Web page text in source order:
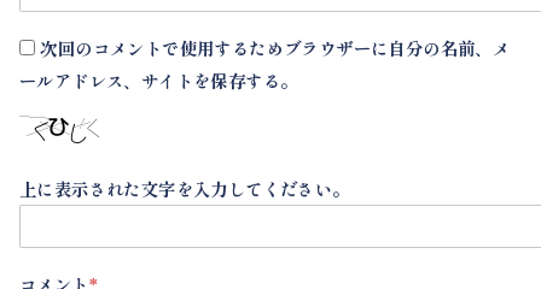
次回のコメントで使用するためブラウザーに自分の名前、メ
ールアドレス、サイトを保存する。
上に表示された文字を入力してください。
コメント*